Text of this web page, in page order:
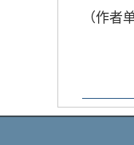
（作者